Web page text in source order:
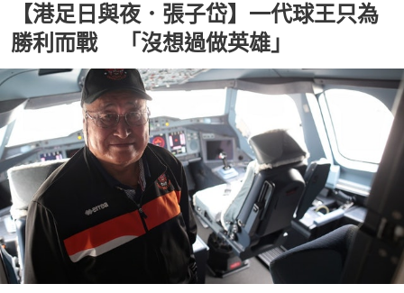
【港足日與夜．張子岱】一代球王只為
勝利而戰 「沒想過做英雄」